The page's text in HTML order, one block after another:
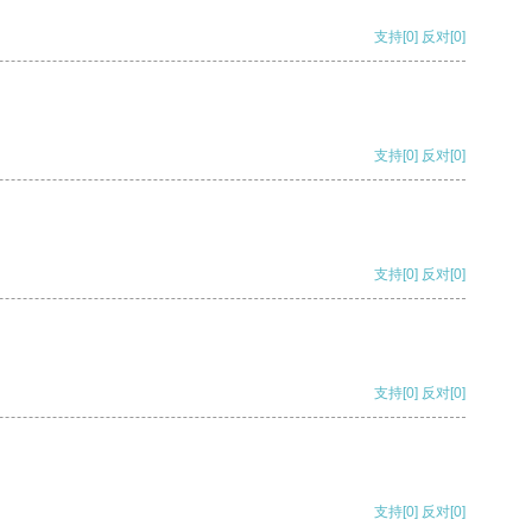
支持[0] 反对[0]
支持[0] 反对[0]
支持[0] 反对[0]
支持[0] 反对[0]
支持[0] 反对[0]